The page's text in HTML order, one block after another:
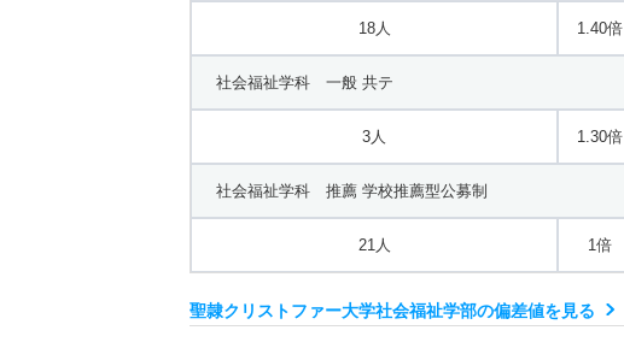
18人 1.40倍
社会福祉学科 一般 共テ
3人 1.30倍
社会福祉学科 推薦 学校推薦型公募制
21人 1倍
聖隷クリストファー大学社会福祉学部の偏差値を見る